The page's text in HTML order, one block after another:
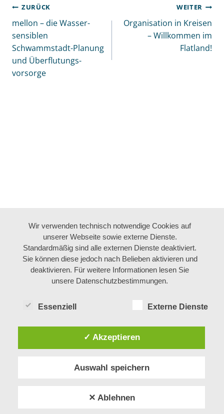
BEITRAGSNAVIGATION
ZURÜCK
mellon – die Wasser­
sensiblen
Schwamm­stadt-Planung
und Über­flutungs­­
vorsorge
WEITER
Organisation in Kreisen
– Willkommen im
Flatland!
Impressum
Datenschutz
Wir verwenden technisch notwendige Cookies auf
unserer Webseite sowie externe Dienste.
Standardmäßig sind alle externen Dienste deaktiviert.
Sie können diese jedoch nach Belieben aktivieren und
deaktivieren. Für weitere Informationen lesen Sie
unsere Datenschutzbestimmungen.
Essenziell Externe Dienste
✓ Akzeptieren
Auswahl speichern
✕ Ablehnen